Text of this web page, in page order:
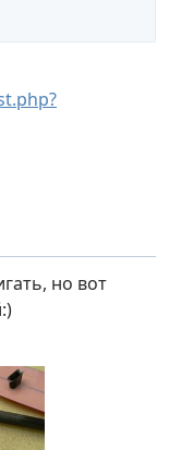
но вот